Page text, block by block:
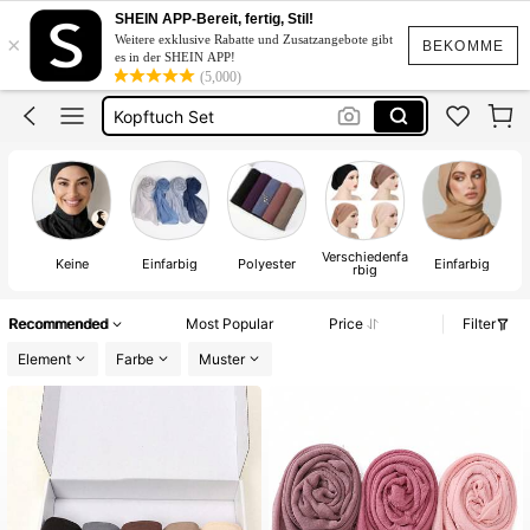
BEKOMME
×
SHEIN APP-Bereit, fertig, Stil!
Weitere exklusive Rabatte und Zusatzangebote gibt
es in der SHEIN APP!
(5,000)
Kopftuch
Hijab
Kopftuch Set
Jersey Hijab
Kopftuch
Keine Einfarbig Polyester Verschiedenfa
rbig Einfarbig
Recommended Most Popular Price
Filter
Element
Farbe Muster